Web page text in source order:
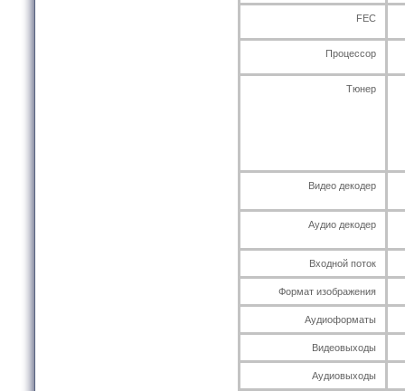
FEC
Процессор
Тюнер
Видео декодер
Аудио декодер
Входной поток
Формат изображения
Аудиоформаты
Видеовыходы
Аудиовыходы